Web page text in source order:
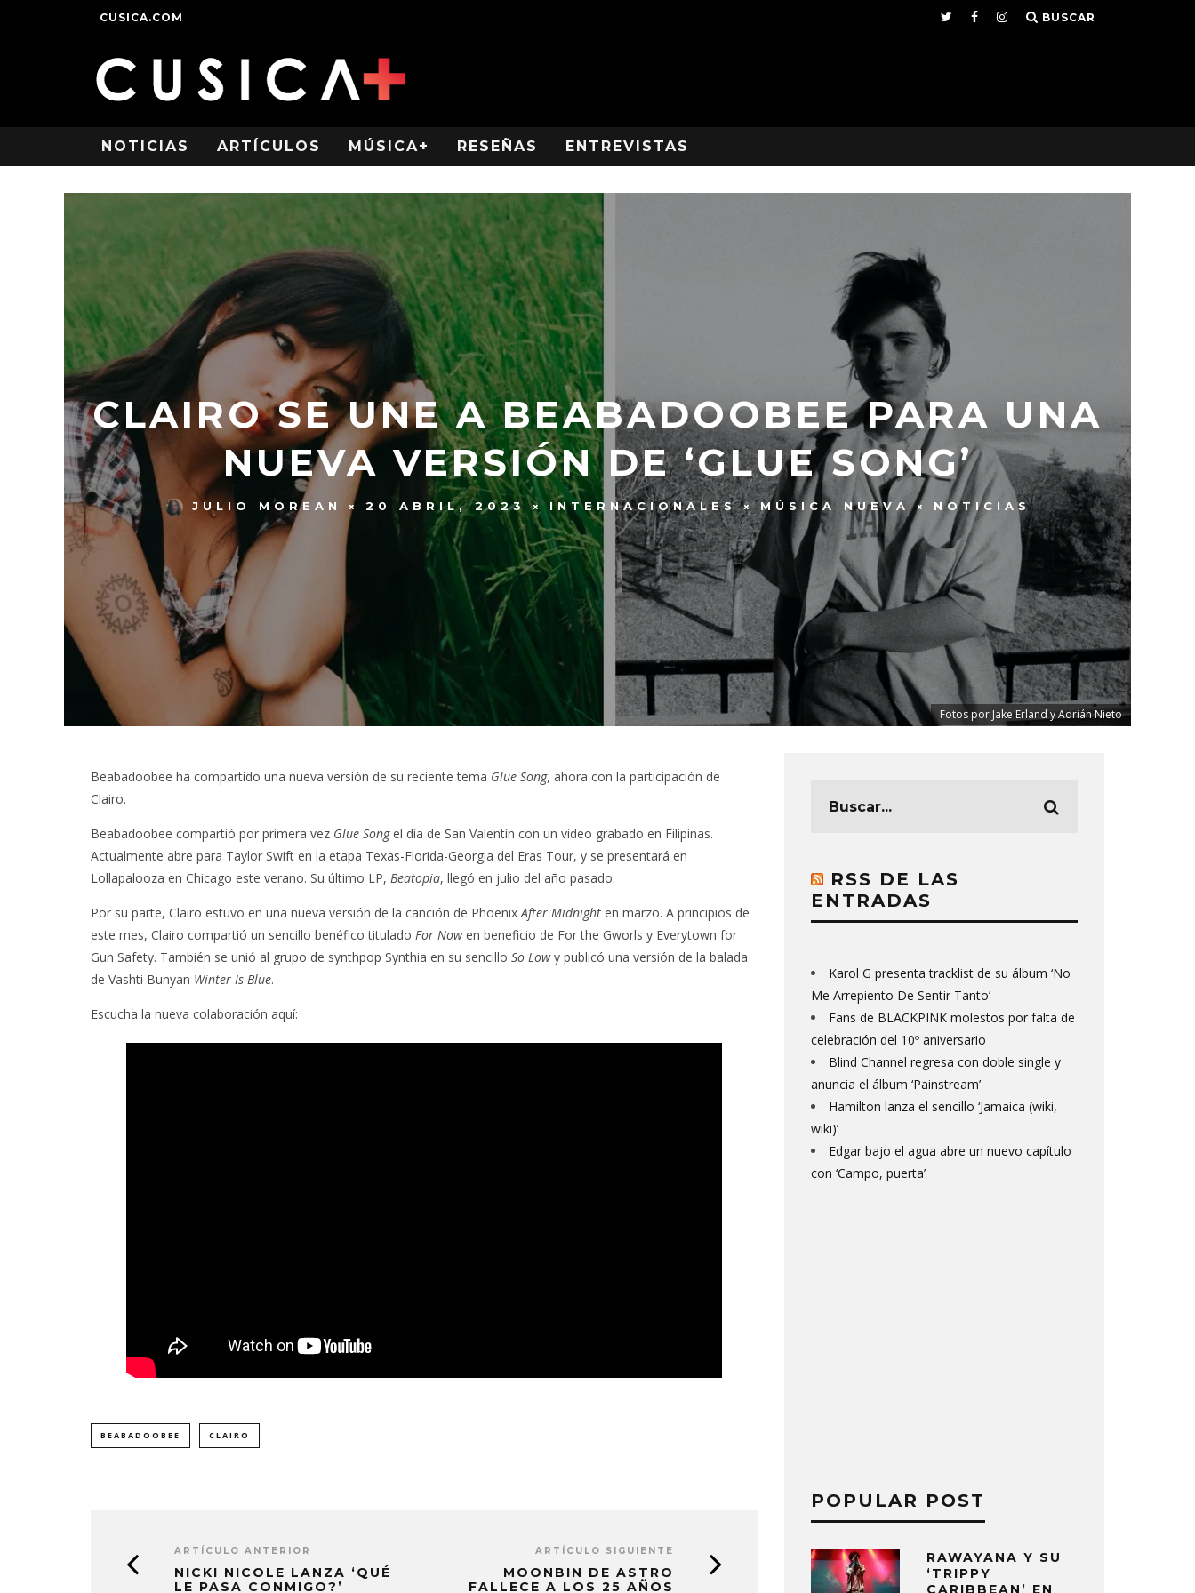
CUSICA.COM BUSCAR
NOTICIAS ARTÍCULOS MÚSICA+ RESEÑAS ENTREVISTAS
CLAIRO SE UNE A BEABADOOBEE PARA UNA
NUEVA VERSIÓN DE ‘GLUE SONG’
JULIO MOREAN 20 ABRIL, 2023 INTERNACIONALES MÚSICA NUEVA NOTICIAS
Fotos por Jake Erland y Adrián Nieto
Beabadoobee ha compartido una nueva versión de su reciente tema Glue Song, ahora con la participación de
Clairo.
Beabadoobee compartió por primera vez Glue Songel día de San Valentín con un video grabado en Filipinas.
Actualmente abre para Taylor Swift en la etapa Texas-Florida-Georgia del Eras Tour, y se presentará en
Lollapalooza en Chicago este verano. Su último LP, Beatopia, llegó en julio del año pasado.
Por su parte, Clairo estuvo en una nueva versión de la canción de PhoenixAfter Midnight en marzo. A principios de
este mes, Clairo compartió un sencillo benéfico titulado For Nowen beneficio de For the Gworls y Everytown for
Gun Safety. También se unió al grupo de synthpop Synthia en su sencillo So Lowy publicó una versión de la balada
de Vashti Bunyan Winter Is Blue.
Escucha la nueva colaboración aquí:
BEABADOOBEE CLAIRO
ARTÍCULO ANTERIOR
NICKI NICOLE LANZA ‘QUÉ
LE PASA CONMIGO?’
ARTÍCULO SIGUIENTE
MOONBIN DE ASTRO
FALLECE A LOS 25 AÑOS
RSS DE LAS
ENTRADAS
Karol G presenta tracklist de su álbum ‘No
Me Arrepiento De Sentir Tanto’
Fans de BLACKPINK molestos por falta de
celebración del 10º aniversario
Blind Channel regresa con doble single y
anuncia el álbum ‘Painstream’
Hamilton lanza el sencillo ‘Jamaica (wiki,
wiki)’
Edgar bajo el agua abre un nuevo capítulo
con ‘Campo, puerta’
POPULAR POST
RAWAYANA Y SU
‘TRIPPY
CARIBBEAN’ EN